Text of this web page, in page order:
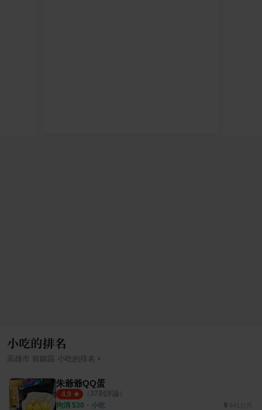
小吃的排名
高雄市 前鎮區 小吃 的排名 ›
朱爺爺QQ蛋
4.9 （ 37則評論）
均消 $30 ・ 小吃 441公尺